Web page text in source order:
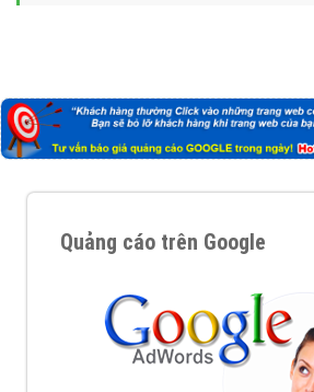
Quảng cáo trên Google